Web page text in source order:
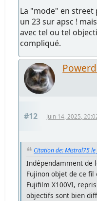
La "mode" en
un 23 sur apsc !
avec tel ou tel
compliqué.
#12 Juin 14, 2025,
Citation de: Mistral75
Indépendamment de
Fujinon objet de ce
Fujifilm X100VI,
objectifs sont bien